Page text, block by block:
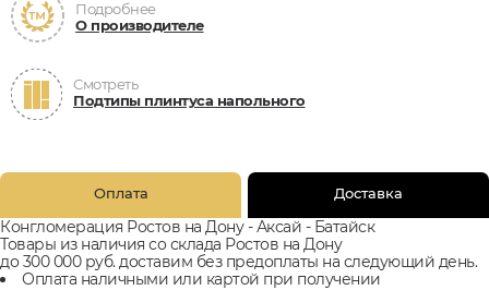
Подробнее
О производителе
Смотреть
Подтипы плинтуса напольного
Оплата Доставка
Конгломерация Ростов на Дону - Аксай - Батайск
Товары из наличия со склада Ростов на Дону
до 300 000 руб. доставим без предоплаты на следующий день.
Оплата наличными или картой при получении